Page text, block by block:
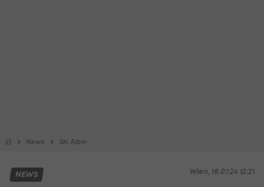
News Ski Alpin
Wien, 18.07.24 12:21
NEWS